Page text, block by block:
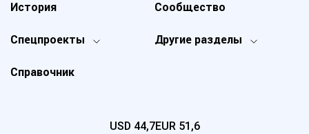
Спецпроекты Другие разделы
История
Справочник
Сообщество
USD 44,7EUR 51,6